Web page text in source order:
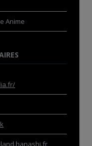
Anime